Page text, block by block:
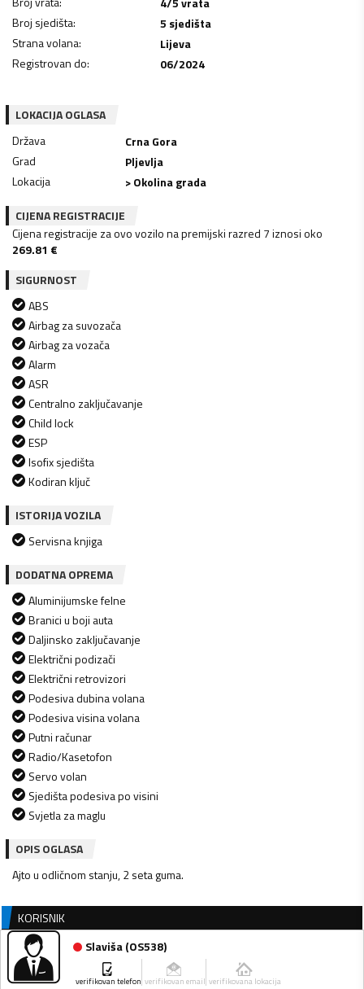
Broj sjedišta:
5 sjedišta
Strana volana:
Lijeva
Registrovan do: 06/2024
LOKACIJA OGLASA
Država
Crna Gora
Grad
Pljevlja
Lokacija
> Okolina grada
CIJENA REGISTRACIJE
Cijena registracije za ovo vozilo na premijski razred 7 iznosi oko
269.81 €
SIGURNOST
ABS
Airbag za suvozača
Airbag za vozača
Alarm
ASR
Centralno zaključavanje
Child lock
ESP
Isofix sjedišta
Kodiran ključ
ISTORIJA VOZILA
Servisna knjiga
DODATNA OPREMA
Aluminijumske felne
Branici u boji auta
Daljinsko zaključavanje
Električni podizači
Električni retrovizori
Podesiva dubina volana
Podesiva visina volana
Putni računar
Radio/Kasetofon
Servo volan
Sjedišta podesiva po visini
Svjetla za maglu
OPIS OGLASA
Ajto u odličnom stanju, 2 seta guma.
KORISNIK
Slaviša(OS538)
verifikovan telefon verifikovan email verifikovana lokacija